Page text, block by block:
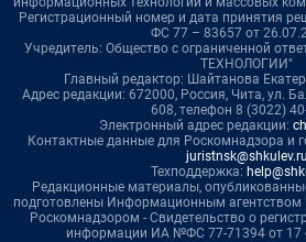
Регистрационный номер и дата принятия
ФС 77 – 83657 от
Учредитель: Общество с ограниченной
ТЕХНОЛОГИИ"
Главный редактор: Шайтанова
Адрес редакции: 672000, Россия, Чита, ул.
608, телефон 8 (3022)
Электронный адрес редакции:
Контактные данные для Роскомнадзора и
juristnsk@shkulev.ru
Техподдержка:
Редакционные материалы,
подготовлены Информационным агентством
Роскомнадзором - Свидетельство о
информации ИА №ФС 77-71394 от 17